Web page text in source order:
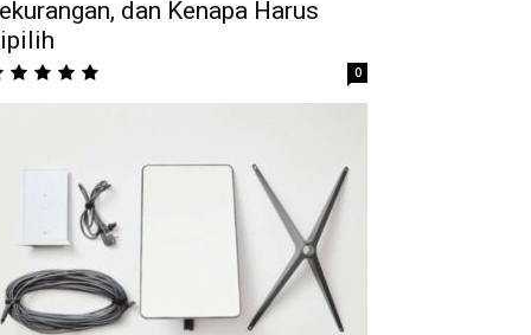
dan Kenapa Harus
0